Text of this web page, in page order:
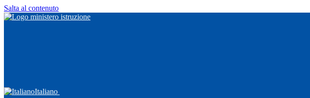
Salta al contenuto
Italiano